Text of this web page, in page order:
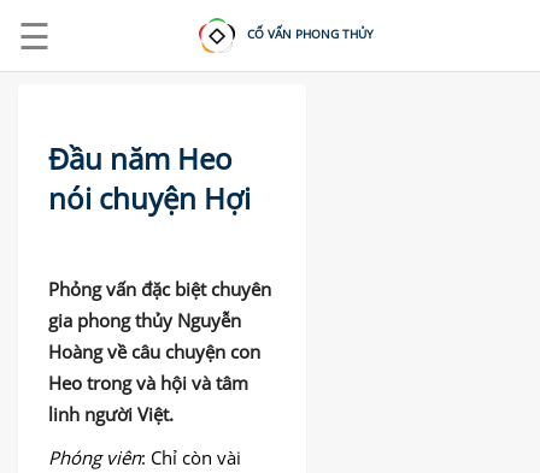
TRANG
CHỦ
☰ CỐ VẤN PHONG THỦY
Đầu năm Heo
nói chuyện Hợi
Phỏng vấn đặc biệt chuyên
gia phong thủy Nguyễn
Hoàng về câu chuyện con
Heo trong và hội và tâm
linh người Việt.
Phóng viên: Chỉ còn vài